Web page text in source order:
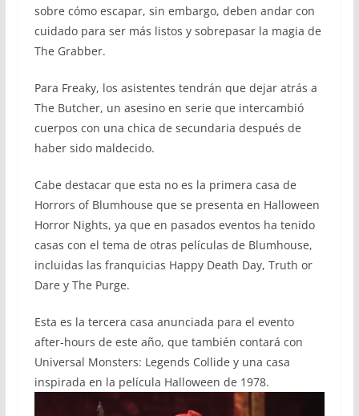
sobre cómo escapar, sin embargo, deben andar con
cuidado para ser más listos y sobrepasar la magia de
The Grabber.
Para Freaky, los asistentes tendrán que dejar atrás a
The Butcher, un asesino en serie que intercambió
cuerpos con una chica de secundaria después de
haber sido maldecido.
Cabe destacar que esta no es la primera casa de
Horrors of Blumhouse que se presenta en Halloween
Horror Nights, ya que en pasados eventos ha tenido
casas con el tema de otras películas de Blumhouse,
incluidas las franquicias Happy Death Day, Truth or
Dare y The Purge.
Esta es la tercera casa anunciada para el evento
after-hours de este año, que también contará con
Universal Monsters: Legends Collide y una casa
inspirada en la película Halloween de 1978.